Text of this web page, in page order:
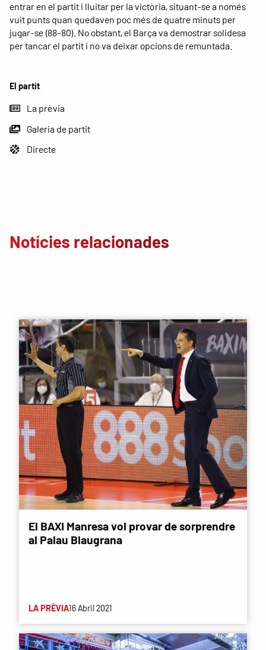
El partit
La prèvia
Galeria de partit
Directe
entrar en el partit i lluitar per la victòria, situant-se a només
vuit punts quan quedaven poc més de quatre minuts per
jugar-se (88-80). No obstant, el Barça va demostrar solidesa
per tancar el partit i no va deixar opcions de remuntada.
Notícies relacionades
El BAXI Manresa vol provar de sorprendre
al Palau Blaugrana
LA PRÈVIA16 Abril 2021